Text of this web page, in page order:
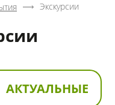
Экскурсии
АКТУАЛЬНЫЕ